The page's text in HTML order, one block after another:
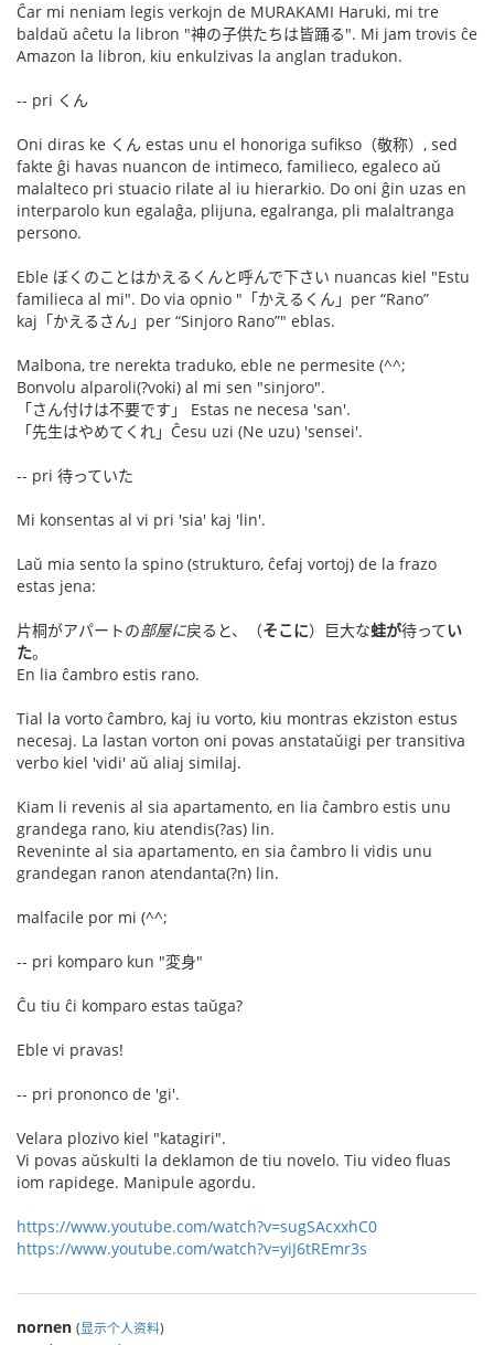
Ĉar mi neniam legis verkojn de MURAKAMI Haruki, mi tre
baldaŭ aĉetu la libron "神の子供たちは皆踊る". Mi jam trovis ĉe
Amazon la libron, kiu enkulzivas la anglan tradukon.
-- pri くん
Oni diras ke くん estas unu el honoriga sufikso（敬称）, sed
fakte ĝi havas nuancon de intimeco, familieco, egaleco aŭ
malalteco pri stuacio rilate al iu hierarkio. Do oni ĝin uzas en
interparolo kun egalaĝa, plijuna, egalranga, pli malaltranga
persono.
Eble ぼくのことはかえるくんと呼んで下さい nuancas kiel "Estu
familieca al mi". Do via opnio "「かえるくん」per “Rano”
kaj「かえるさん」per “Sinjoro Rano”" eblas.
Malbona, tre nerekta traduko, eble ne permesite (^^;
Bonvolu alparoli(?voki) al mi sen "sinjoro".
「さん付けは不要です」 Estas ne necesa 'san'.
「先生はやめてくれ」Ĉesu uzi (Ne uzu) 'sensei'.
-- pri 待っていた
Mi konsentas al vi pri 'sia' kaj 'lin'.
Laŭ mia sento la spino (strukturo, ĉefaj vortoj) de la frazo
estas jena:
片桐がアパートの部屋に戻ると、（そこに）巨大な蛙が待ってい
た。
En lia ĉambro estis rano.
Tial la vorto ĉambro, kaj iu vorto, kiu montras ekziston estus
necesaj. La lastan vorton oni povas anstataŭigi per transitiva
verbo kiel 'vidi' aŭ aliaj similaj.
Kiam li revenis al sia apartamento, en lia ĉambro estis unu
grandega rano, kiu atendis(?as) lin.
Reveninte al sia apartamento, en sia ĉambro li vidis unu
grandegan ranon atendanta(?n) lin.
malfacile por mi (^^;
-- pri komparo kun "変身"
Ĉu tiu ĉi komparo estas taŭga?
Eble vi pravas!
-- pri prononco de 'gi'.
Velara plozivo kiel "katagiri".
Vi povas aŭskulti la deklamon de tiu novelo. Tiu video fluas
iom rapidege. Manipule agordu.
https://www.youtube.com/watch?v=sugSAcxxhC0
https://www.youtube.com/watch?v=yiJ6tREmr3s
nornen (显示个人资料)